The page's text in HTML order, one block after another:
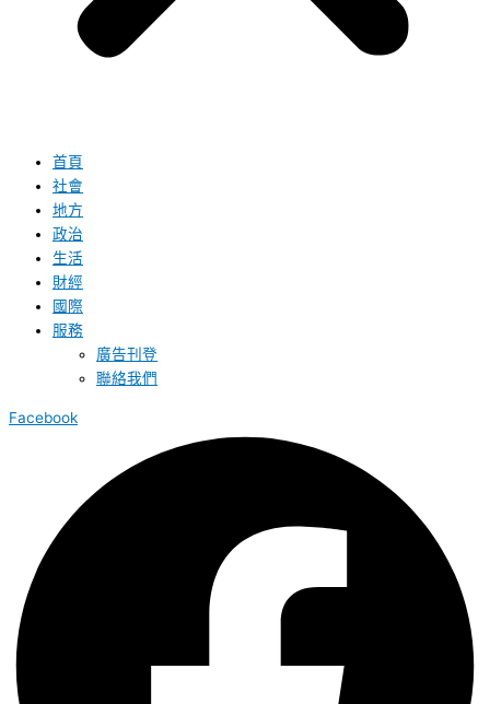
首頁
社會
地方
政治
生活
財經
國際
服務
廣告刊登
聯絡我們
Facebook